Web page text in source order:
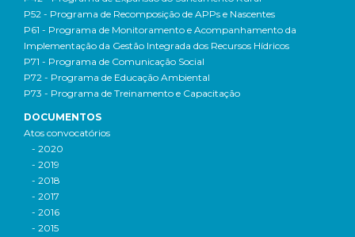
P52 - Programa de Recomposição de APPs e Nascentes
P61 - Programa de Monitoramento e Acompanhamento da
Implementação da Gestão Integrada dos Recursos Hídricos
P71 - Programa de Comunicação Social
P72 - Programa de Educação Ambiental
P73 - Programa de Treinamento e Capacitação
DOCUMENTOS
Atos convocatórios
- 2020
- 2019
- 2018
- 2017
- 2016
- 2015